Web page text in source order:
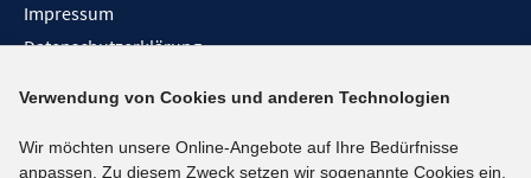
Impressum
Datenschutzerklärung
Barrieren melden
Social-Media-Kanäle
Verwendung von Cookies und anderen Technologien
Wir möchten unsere Online-Angebote auf Ihre Bedürfnisse
anpassen. Zu diesem Zweck setzen wir sogenannte Cookies ein.